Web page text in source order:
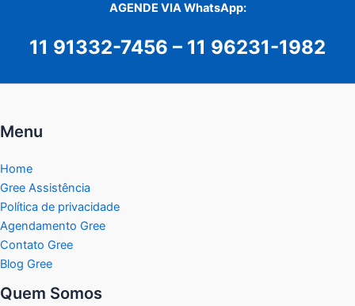
AGENDE VIA WhatsApp:
11 91332-7456 – 11 96231-1982
Menu
Home
Gree Assistência
Política de privacidade
Agendamento Gree
Contato Gree
Blog Gree
Quem Somos